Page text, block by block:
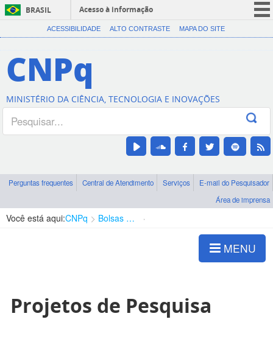
BRASIL
Acesso à informação
CORONAVÍRUS (COVID-19)
Canais
ACESSIBILIDADE ALTO CONTRASTE MAPA DO SITE
CNPq
MINISTÉRIO DA CIÊNCIA, TECNOLOGIA E INOVAÇÕES
Perguntas frequentes Central de Atendimento Serviços
E-mail do Pesquisador
Área de imprensa
Você está aqui:CNPq Bolsas e Auxílios Vigentes
MENU
Projetos de Pesquisa